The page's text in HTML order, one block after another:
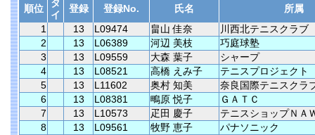
順位
タ
イ
登録 登録No. 氏名
所属
1
13 L09474 畠山 佳奈
川西北テニスクラブ
2
13 L06389 河辺 美枝
巧庭球塾
3
13 L09559 大森 葉子
シャープ
4
13 L08521 高橋 えみ子
テニスプロジェクト
5
13 L11602 奥村 知美
奈良国際テニスクラ
6
13 L08381 鴫原 悦子
ＧＡＴＣ
7
13 L10573 疋田 慶子
テニスショップＮＡ
8
13 L09561 牧野 恵子
パナソニック